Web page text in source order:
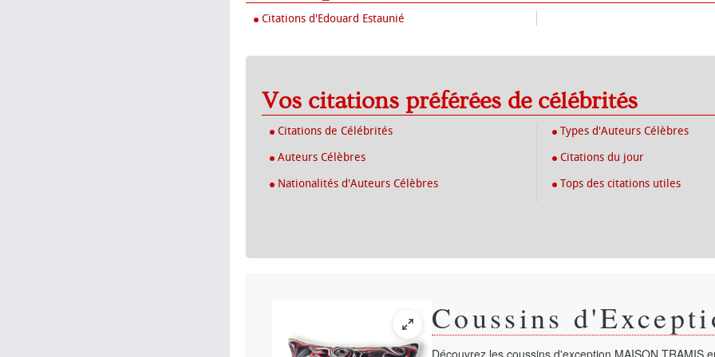
Citations d'Edouard Estaunié
Vos citations préférées de célébrités
Citations de Célébrités
Auteurs Célèbres
Nationalités d'Auteurs Célèbres
Types d'Auteurs Célèbres
Citations du jour
Tops des citations utiles
Coussins
Découvrez les coussins d'exception MAISON TRAMIS